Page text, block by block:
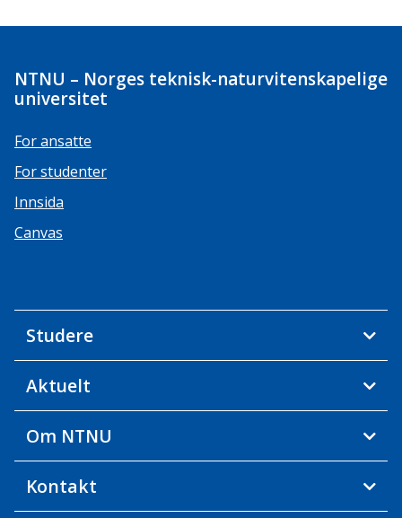
NTNU – Norges teknisk-naturvitenskapelige
universitet
For ansatte
For studenter
Innsida
Canvas
Studere
Aktuelt
Om NTNU
Kontakt